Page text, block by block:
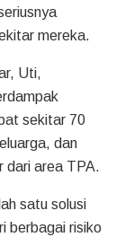
mereka.
Uti,
sekitar 70
dan
dari area TPA.
satu solusi
berbagai risiko